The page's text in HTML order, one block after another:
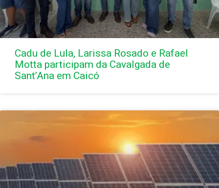
Cadu de Lula, Larissa Rosado e Rafael
Motta participam da Cavalgada de
Sant’Ana em Caicó